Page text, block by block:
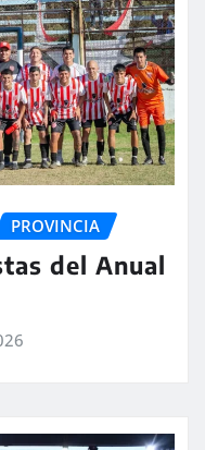
PROVINCIA
del Anual